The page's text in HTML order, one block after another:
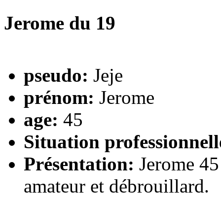
Jerome du 19
pseudo: Jeje
prénom: Jerome
age: 45
Situation
Présentation: Jerome
amateur et débrouillard.